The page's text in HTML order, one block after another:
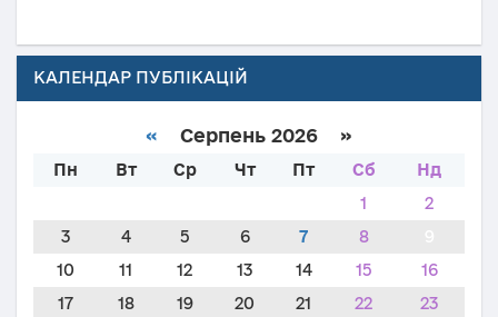
КАЛЕНДАР ПУБЛІКАЦІЙ
« Серпень 2026 »
Пн Вт Ср Чт Пт Сб
Нд
1
2
3
4 5 6 7 8
10
11 12 13 14 15
16
17
18 19 20 21 22
23